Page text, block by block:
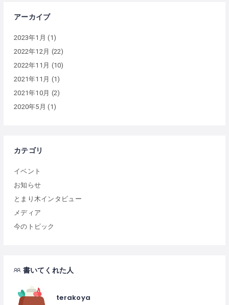
アーカイブ
2023年1月 (1)
2022年12月 (22)
2022年11月 (10)
2021年11月 (1)
2021年10月 (2)
2020年5月 (1)
カテゴリ
イベント
お知らせ
とまり木インタビュー
メディア
今のトピック
書いてくれた人
terakoya